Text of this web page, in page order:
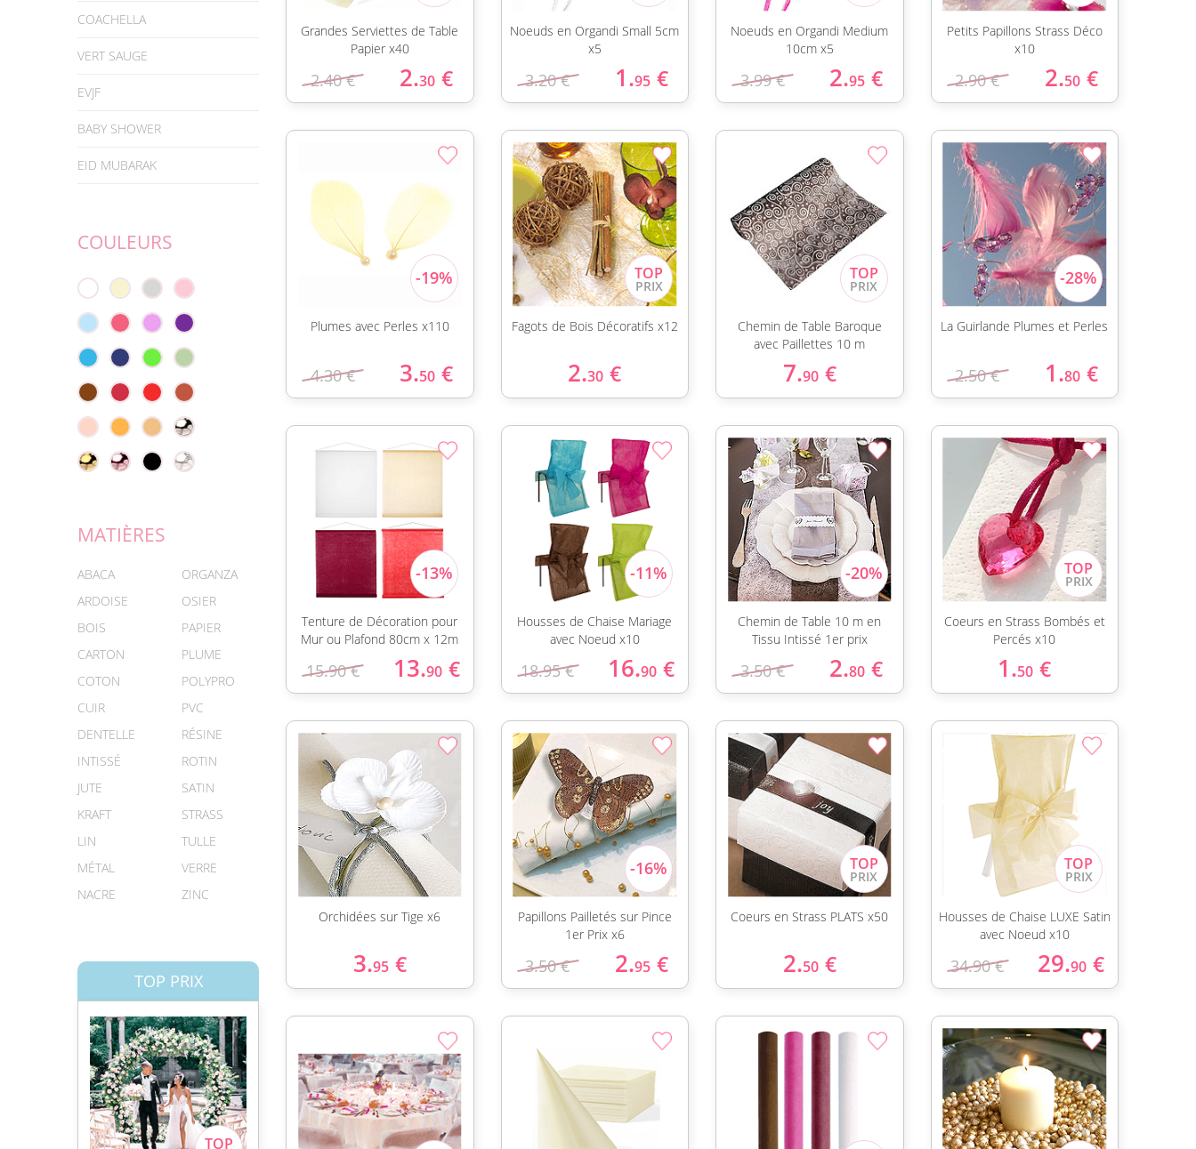
COACHELLA
VERT SAUGE
EVJF
BABY SHOWER
EID MUBARAK
COULEURS
MATIÈRES
ABACA
ARDOISE
BOIS
CARTON
COTON
CUIR
DENTELLE
INTISSÉ
JUTE
KRAFT
LIN
MÉTAL
NACRE
ORGANZA
OSIER
PAPIER
PLUME
POLYPRO
PVC
RÉSINE
ROTIN
SATIN
STRASS
TULLE
VERRE
ZINC
TOP PRIX
Grandes Serviettes de Table
Papier x40
2.40 € 2.30 €
Noeuds en Organdi Small 5cm
x5
3.20 € 1.95 €
Noeuds en Organdi Medium
10cm x5
3.99 € 2.95 €
Petits Papillons Strass Déco
x10
2.90 € 2.50 €
Plumes avec Perles x110
4.30 € 3.50 €
Fagots de Bois Décoratifs x12
2.30 €
Chemin de Table Baroque
avec Paillettes 10 m
7.90 €
La Guirlande Plumes et Perles
2.50 € 1.80 €
Tenture de Décoration pour
Mur ou Plafond 80cm x 12m
15.90 € 13.90 €
Housses de Chaise Mariage
avec Noeud x10
18.95 € 16.90 €
Chemin de Table 10 m en
Tissu Intissé 1er prix
3.50 € 2.80 €
Coeurs en Strass Bombés et
Percés x10
1.50 €
Orchidées sur Tige x6
3.95 €
Papillons Pailletés sur Pince
1er Prix x6
3.50 € 2.95 €
Coeurs en Strass PLATS x50
2.50 €
Housses de Chaise LUXE Satin
avec Noeud x10
34.90 € 29.90 €